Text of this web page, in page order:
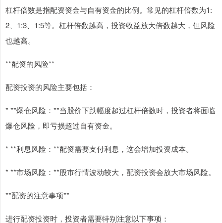
杠杆倍数是指配资资金与自有资金的比例。常见的杠杆倍数为1:
2、1:3、1:5等。杠杆倍数越高，投资收益放大倍数越大，但风险
也越高。
**配资的风险**
配资投资的风险主要包括：
* **爆仓风险：**当股价下跌幅度超过杠杆倍数时，投资者将面临
爆仓风险，即亏损超过自有资金。
* **利息风险：**配资需要支付利息，这会增加投资成本。
* **市场风险：**股市行情波动较大，配资投资会放大市场风险。
**配资的注意事项**
进行配资投资时，投资者需要特别注意以下事项：